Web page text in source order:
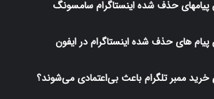
ممبر تلگرام باعث بی‌اعتمادی می‌شوند؟